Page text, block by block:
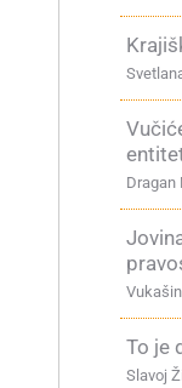
Dragan
To je
Slavoj